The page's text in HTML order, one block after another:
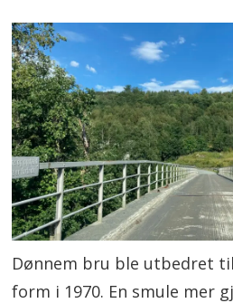
Dønnem bru ble utbedret
form i 1970. En smule mer